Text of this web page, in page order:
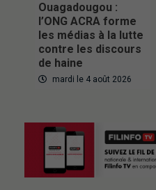
Ouagadougou :
l’ONG ACRA forme
les médias à la lutte
contre les discours
de haine
mardi le 4 août 2026